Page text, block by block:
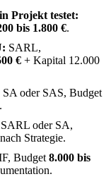
Projekt testet:
bis 1.800 €.
SARL,
€ + Kapital 12.000
SA oder SAS, Budget
SARL oder SA,
Strategie.
Budget 8.000 bis